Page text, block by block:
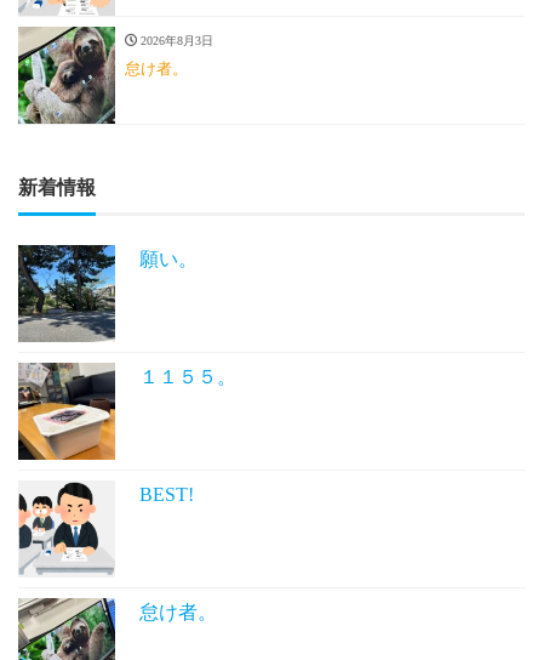
2026年8月3日
怠け者。
新着情報
願い。
１１５５。
BEST!
怠け者。